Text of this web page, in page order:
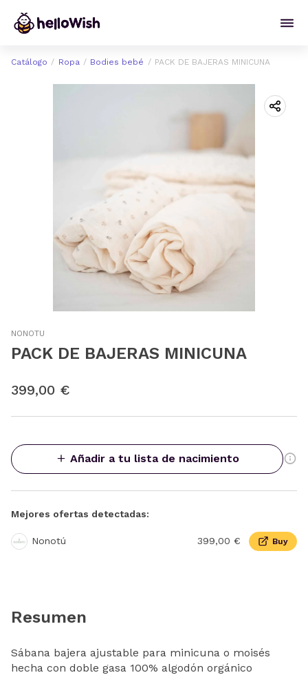
Catálogo Ropa Bodies bebé PACK DE BAJERAS MINICUNA
NONOTU
PACK DE BAJERAS MINICUNA
399,00 €
Añadir a tu lista de nacimiento
Mejores ofertas detectadas:
Nonotú 399,00 € Buy
Resumen
Sábana bajera ajustable para minicuna o moisés
hecha con doble gasa 100% algodón orgánico